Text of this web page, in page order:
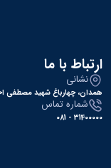
ارتباط با ما
نشانی
همدان، چهارباغ شهید مصطفی
شماره تماس
31400000 - 081